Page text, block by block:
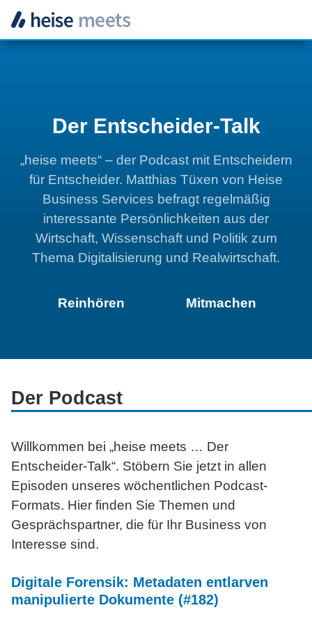
Zum
Der Entscheider-Talk
„heise meets“ –der Podcast mit Ent­schei­dern
für Ent­schei­der. Matthias Tüxen von Heise
Business Services befragt regelmäßig
interessante Persönlichkeiten aus der
Wirt­schaft, Wis­sen­schaft und Po­li­tik zum
Thema Digitalisierung und Realwirtschaft.
Reinhören Mitmachen
Der Podcast
Willkommen bei „heise meets … Der
Entscheider-Talk“. Stöbern Sie jetzt in allen
Episoden unseres wöchentlichen Podcast-
Formats. Hier finden Sie Themen und
Gesprächspartner, die für Ihr Business von
Interesse sind.
Digitale Forensik: Metadaten entlarven
manipulierte Dokumente (#182)